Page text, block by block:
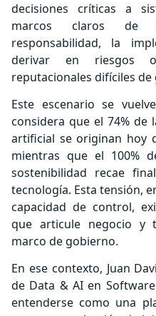
decisiones críticas a
marcos claros de
responsabilidad, la
derivar en riesgos
reputacionales difíciles de
Este escenario se
considera que el 74% de
artificial se originan hoy
mientras que el 100%
sostenibilidad recae
tecnología. Esta tensión,
capacidad de control,
que articule negocio y
marco de gobierno.
En ese contexto, Juan
de Data & AI en
entenderse como una